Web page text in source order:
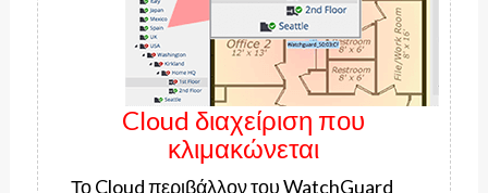
Cloud διαχείριση που
κλιμακώνεται
Το Cloud περιβάλλον του WatchGuard